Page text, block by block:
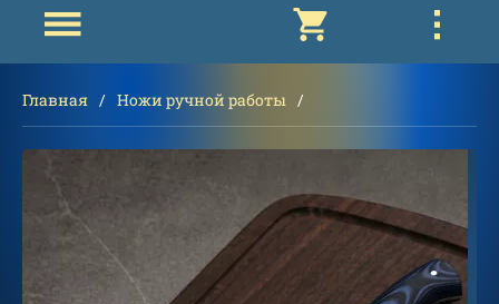
Главная Ножи ручной работы